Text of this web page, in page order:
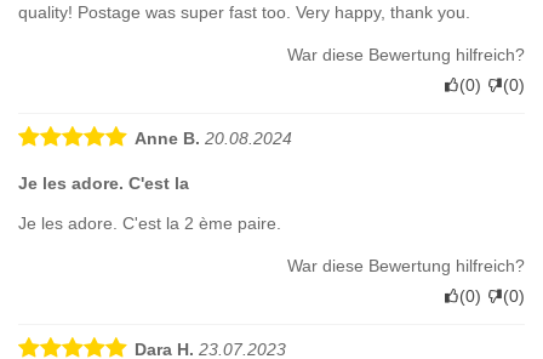
quality! Postage was super fast too. Very happy, thank you.
War diese Bewertung hilfreich?
(0) (0)
Anne B. 20.08.2024
Je les adore. C'est la
Je les adore. C'est la 2 ème paire.
War diese Bewertung hilfreich?
(0) (0)
Dara H. 23.07.2023